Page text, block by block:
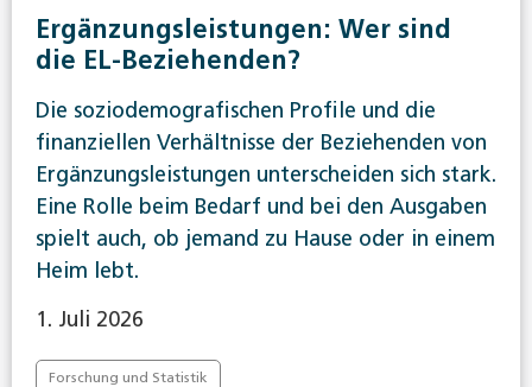
Ergänzungsleistungen: Wer sind
die EL-Beziehenden?
Die soziodemografischen Profile und die
finanziellen Verhältnisse der Beziehenden von
Ergänzungsleistungen unterscheiden sich stark.
Eine Rolle beim Bedarf und bei den Ausgaben
spielt auch, ob jemand zu Hause oder in einem
Heim lebt.
1. Juli 2026
Forschung und Statistik